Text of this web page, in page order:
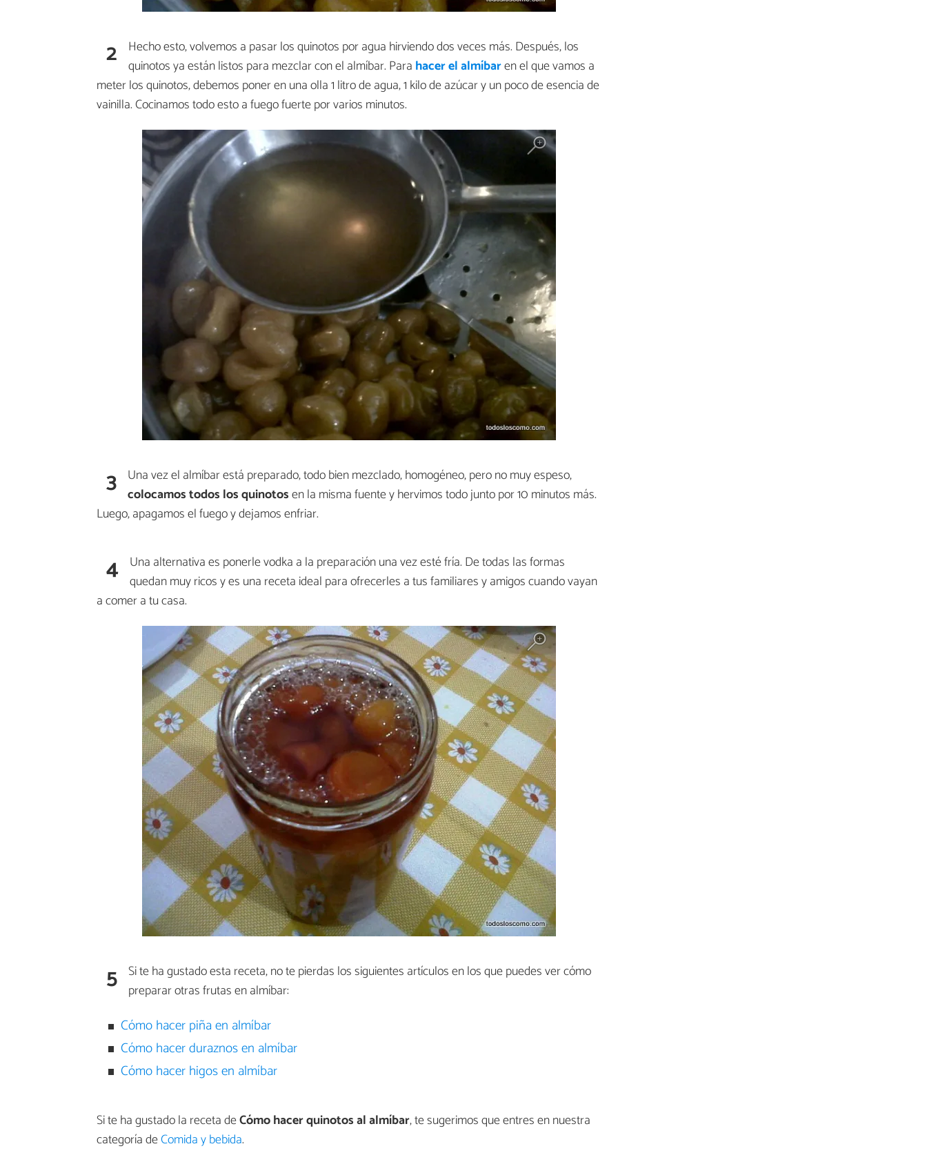
2 Hecho esto, volvemos a pasar los quinotos por agua hirviendo dos veces más. Después, los
quinotos ya están listos para mezclar con el almíbar. Para hacer el almíbaren el que vamos a
meter los quinotos, debemos poner en una olla 1 litro de agua, 1 kilo de azúcar y un poco de esencia de
vainilla. Cocinamos todo esto a fuego fuerte por varios minutos.
3 Una vez el almíbar está preparado, todo bien mezclado, homogéneo, pero no muy espeso,
colocamos todos los quinotosen la misma fuente y hervimos todo junto por 10 minutos más.
Luego, apagamos el fuego y dejamos enfriar.
4 Una alternativa es ponerle vodka a la preparación una vez esté fría. De todas las formas
quedan muy ricos y es una receta ideal para ofrecerles a tus familiares y amigos cuando vayan
a comer a tu casa.
5 Si te ha gustado esta receta, no te pierdas los siguientes artículos en los que puedes ver cómo
preparar otras frutas en almíbar:
Cómo hacer piña en almíbar
Cómo hacer duraznos en almíbar
Cómo hacer higos en almíbar
Si te ha gustado la receta deCómo hacer quinotos al almíbar, te sugerimos que entres en nuestra
categoría deComida y bebida.